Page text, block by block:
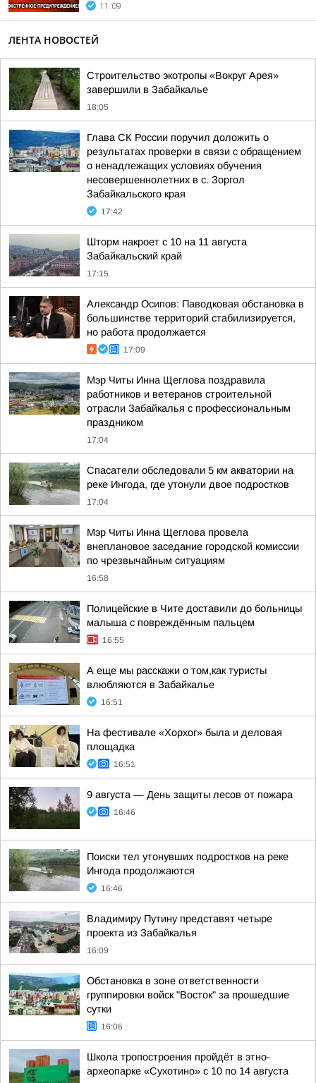
11:09
ЛЕНТА НОВОСТЕЙ
Строительство экотропы «Вокруг Арея»
завершили в Забайкалье
18:05
Глава СК России поручил доложить о
результатах проверки в связи с обращением
о ненадлежащих условиях обучения
несовершеннолетних в с. Зоргол
Забайкальского края
17:42
Шторм накроет с 10 на 11 августа
Забайкальский край
17:15
Александр Осипов: Паводковая обстановка в
большинстве территорий стабилизируется,
но работа продолжается
17:09
Мэр Читы Инна Щеглова поздравила
работников и ветеранов строительной
отрасли Забайкалья с профессиональным
праздником
17:04
Спасатели обследовали 5 км акватории на
реке Ингода, где утонули двое подростков
17:04
Мэр Читы Инна Щеглова провела
внеплановое заседание городской комиссии
по чрезвычайным ситуациям
16:58
Полицейские в Чите доставили до больницы
малыша с повреждённым пальцем
16:55
А еще мы расскажи о том,как туристы
влюбляются в Забайкалье
16:51
На фестивале «Хорхог» была и деловая
площадка
16:51
9 августа — День защиты лесов от пожара
16:46
Поиски тел утонувших подростков на реке
Ингода продолжаются
16:46
Владимиру Путину представят четыре
проекта из Забайкалья
16:09
Обстановка в зоне ответственности
группировки войск "Восток" за прошедшие
сутки
16:06
Школа тропостроения пройдёт в этно-
археопарке «Сухотино» с 10 по 14 августа